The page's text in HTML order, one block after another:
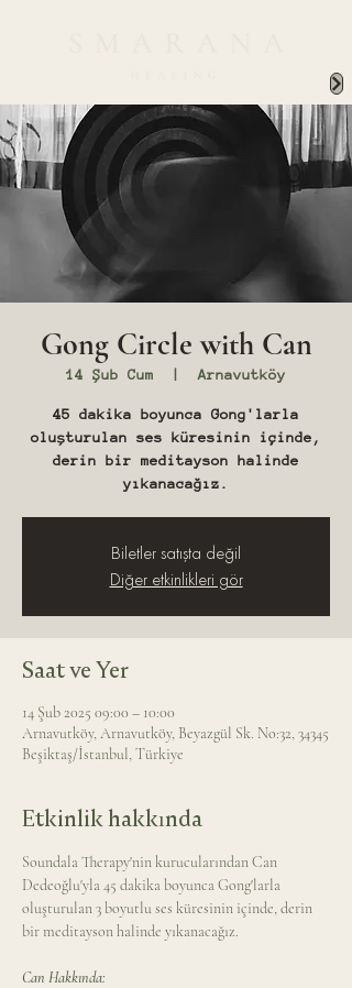
Gong Circle with Can
14 Şub Cum
  |
Arnavutköy
45 dakika boyunca Gong'larla
oluşturulan ses küresinin içinde,
derin bir meditayson halinde
yıkanacağız.
Biletler satışta değil
Diğer etkinlikleri gör
Saat ve Yer
14 Şub 2025 09:00 – 10:00
Arnavutköy, Arnavutköy, Beyazgül Sk. No:32, 34345
Beşiktaş/İstanbul, Türkiye
Etkinlik hakkında
Soundala Therapy'nin kurucularından Can
Dedeoğlu'yla 45 dakika boyunca Gong'larla
oluşturulan 3 boyutlu ses küresinin içinde, derin
bir meditayson halinde yıkanacağız.
Can Hakkında: